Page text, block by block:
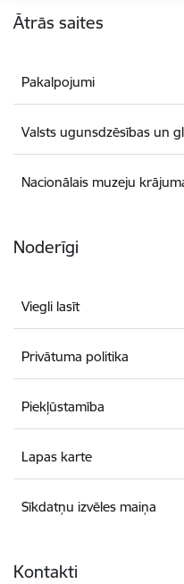
Ātrās saites
Pakalpojumi
Valsts ugunsdzēsības un
Nacionālais muzeju
Noderīgi
Viegli lasīt
Privātuma politika
Piekļūstamība
Lapas karte
Sīkdatņu izvēles maiņa
Kontakti